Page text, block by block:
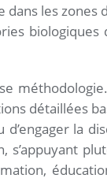
les
détaillées
la
s’appuyant